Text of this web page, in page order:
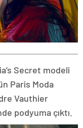
Secret modeli
Paris Moda
Vauthier
podyuma çıktı.